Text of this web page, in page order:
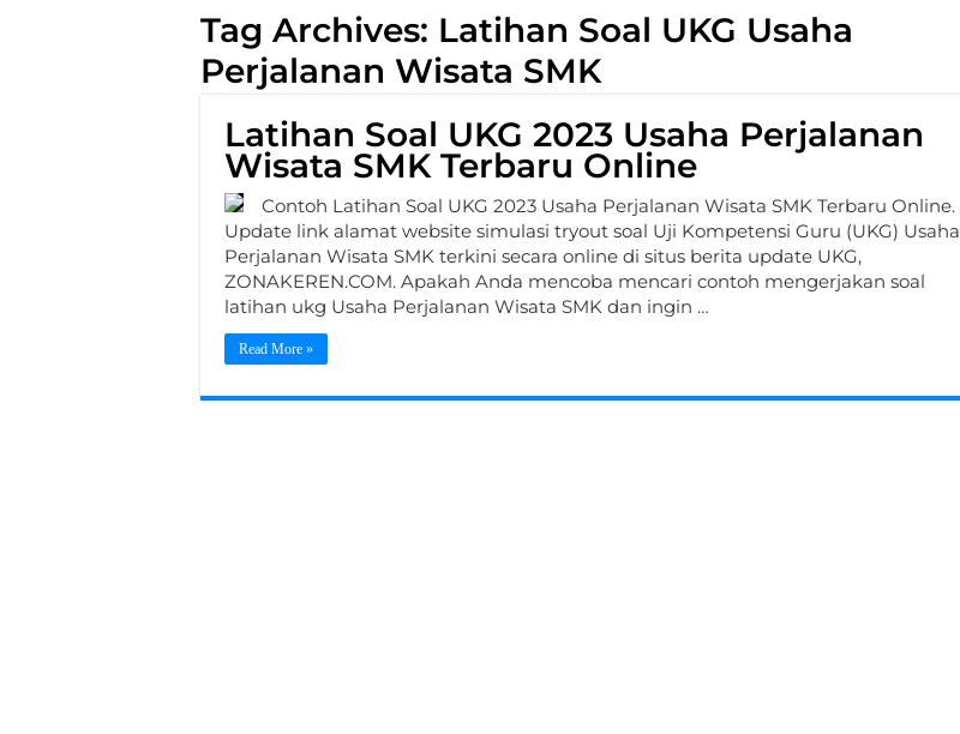
Tag Archives: Latihan Soal UKG Usaha
Perjalanan Wisata SMK
Latihan Soal UKG 2023 Usaha Perjalanan
Wisata SMK Terbaru Online
Contoh Latihan Soal UKG 2023 Usaha Perjalanan Wisata SMK Terbaru Online.
Update link alamat website simulasi tryout soal Uji Kompetensi Guru (UKG) Usaha
Perjalanan Wisata SMK terkini secara online di situs berita update UKG,
ZONAKEREN.COM. Apakah Anda mencoba mencari contoh mengerjakan soal
latihan ukg Usaha Perjalanan Wisata SMK dan ingin …
Read More »